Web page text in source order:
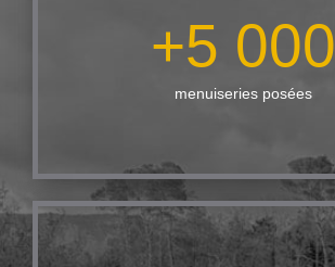
+5 000
menuiseries posées